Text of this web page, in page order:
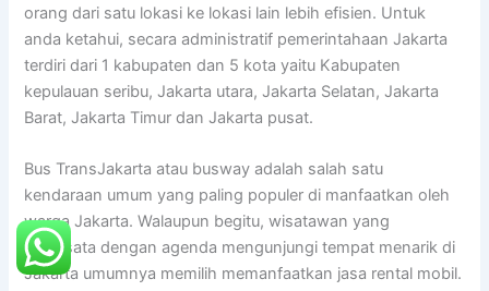
orang dari satu lokasi ke lokasi lain lebih efisien. Untuk
anda ketahui, secara administratif pemerintahaan Jakarta
terdiri dari 1 kabupaten dan 5 kota yaitu Kabupaten
kepulauan seribu, Jakarta utara, Jakarta Selatan, Jakarta
Barat, Jakarta Timur dan Jakarta pusat.
Bus TransJakarta atau busway adalah salah satu
kendaraan umum yang paling populer di manfaatkan oleh
warga Jakarta. Walaupun begitu, wisatawan yang
berwisata dengan agenda mengunjungi tempat menarik di
Jakarta umumnya memilih memanfaatkan jasa rental mobil.